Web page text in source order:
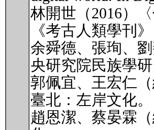
林開世（2016）
《考古人類學刊
余舜德、張珣、
央研究院民族學研
郭佩宜、王宏仁
臺北：左岸文化。
趙恩潔、蔡晏霖